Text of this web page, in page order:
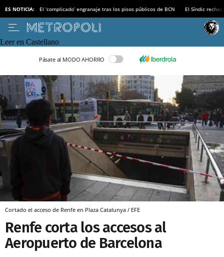
ES NOTICIA: El ‘complicado’ engranaje tras los pisos públicos de BCN El Síndic
Leer en Castellano
Pásate al MODO AHORRO
Cortado el acceso de Renfe en Plaza Catalunya / EFE
Renfe corta los accesos al
Aeropuerto de Barcelona